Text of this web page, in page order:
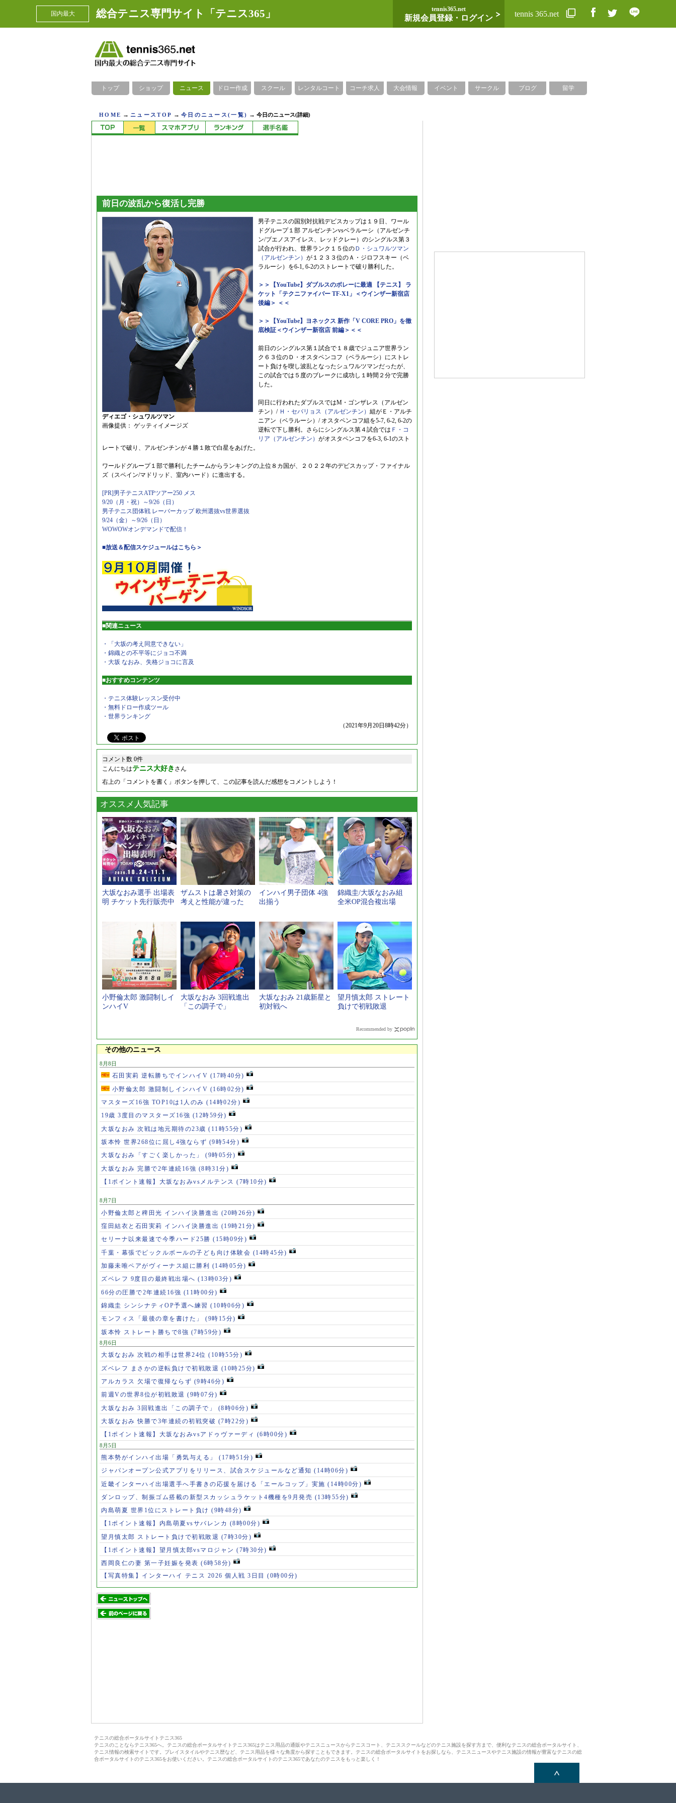
国内最大 総合テニス専門サイト「テニス365」 tennis365.net
新規会員登録・ログイン tennis 365.net
トップ ショップ ニュース ドロー作成 スクール レンタルコート コーチ求人 大会情報 イベント サークル ブログ 留学
HOME → ニュースTOP →今日のニュース(一覧) →今日のニュース(詳細)
前日の波乱から復活し完勝
ディエゴ・シュワルツマン
画像提供： ゲッティイメージズ
男子テニスの国別対抗戦デビスカップは１９日、ワール
ドグループ１部 アルゼンチンvsベラルーシ（アルゼンチ
ン/ブエノスアイレス、レッドクレー）のシングルス第３
試合が行われ、世界ランク１５位のＤ・シュワルツマン
（アルゼンチン） が１２３３位のＡ・ジロフスキー（ベ
ラルーシ）を6-1, 6-2のストレートで破り勝利した。
＞＞【YouTube】ダブルスのボレーに最適 【テニス】 ラ
ケット「テクニファイバー TF-X1」＜ウインザー新宿店
後編＞ ＜＜
＞＞【YouTube】ヨネックス 新作「V CORE PRO」を徹
底検証＜ウインザー新宿店 前編＞＜＜
前日のシングルス第１試合で１８歳でジュニア世界ラン
ク６３位のＤ・オスタペンコフ（ベラルーシ）にストレ
ート負けを喫し波乱となったシュワルツマンだったが、
この試合では５度のブレークに成功し１時間２分で完勝
した。
同日に行われたダブルスではM・ゴンザレス（アルゼン
チン）/ Ｈ・セバリョス（アルゼンチン） 組がＥ・アルチ
ニアン（ベラルーシ）/ オスタペンコフ組を5-7, 6-2, 6-2の
逆転で下し勝利。さらにシングルス第４試合では Ｆ・コ
リア（アルゼンチン） がオスタペンコフを6-3, 6-1のスト
レートで破り、アルゼンチンが４勝１敗で白星をあげた。
ワールドグループ１部で勝利したチームからランキングの上位８カ国が、２０２２年のデビスカップ・ファイナル
ズ（スペイン/マドリッド、室内ハード）に進出する。
[PR]男子テニスATPツアー250 メス
9/20（月・祝）～9/26（日）
男子テニス団体戦 レーバーカップ 欧州選抜vs世界選抜
9/24（金）～9/26（日）
WOWOWオンデマンドで配信！
■放送＆配信スケジュールはこちら＞
■関連ニュース
・「大坂の考え同意できない」
・錦織との不平等にジョコ不満
・大坂 なおみ、失格ジョコに言及
■おすすめコンテンツ
・テニス体験レッスン受付中
・無料ドロー作成ツール
・世界ランキング
（2021年9月20日8時42分）
コメント数 0件
こんにちはテニス大好き さん
右上の「コメントを書く」ボタンを押して、この記事を読んだ感想をコメントしよう！
オススメ人気記事
大坂なおみ選手 出場表
明 チケット先行販売中
ザムストは暑さ対策の
考えと性能が違った
インハイ男子団体 4強
出揃う
錦織圭/大坂なおみ組
全米OP混合複出場
小野倫太郎 激闘制しイ
ンハイV
大坂なおみ 3回戦進出
「この調子で」
大坂なおみ 21歳新星と
初対戦へ
望月慎太郎 ストレート
負けで初戦敗退
Recommended by
その他のニュース
8月8日
石田実莉 逆転勝ちでインハイV (17時40分)
小野倫太郎 激闘制しインハイV (16時02分)
マスターズ16強 TOP10は1人のみ (14時02分)
19歳 3度目のマスターズ16強 (12時59分)
大坂なおみ 次戦は地元期待の23歳 (11時55分)
坂本怜 世界268位に屈し4強ならず (9時54分)
大坂なおみ「すごく楽しかった」 (9時05分)
大坂なおみ 完勝で2年連続16強 (8時31分)
【1ポイント速報】大坂なおみvsメルテンス (7時10分)
8月7日
小野倫太郎と稗田光 インハイ決勝進出 (20時26分)
窪田結衣と石田実莉 インハイ決勝進出 (19時21分)
セリーナ以来最速で今季ハード25勝 (15時09分)
千葉・幕張でピックルボールの子ども向け体験会 (14時45分)
加藤未唯ペアがヴィーナス組に勝利 (14時05分)
ズベレフ 9度目の最終戦出場へ (13時03分)
66分の圧勝で2年連続16強 (11時00分)
錦織圭 シンシナティOP予選へ練習 (10時06分)
モンフィス「最後の章を書けた」 (9時15分)
坂本怜 ストレート勝ちで8強 (7時59分)
8月6日
大坂なおみ 次戦の相手は世界24位 (10時55分)
ズベレフ まさかの逆転負けで初戦敗退 (10時25分)
アルカラス 欠場で復帰ならず (9時46分)
前週Vの世界8位が初戦敗退 (9時07分)
大坂なおみ 3回戦進出「この調子で」 (8時06分)
大坂なおみ 快勝で3年連続の初戦突破 (7時22分)
【1ポイント速報】大坂なおみvsアドゥヴァーディ (6時00分)
8月5日
熊本勢がインハイ出場「勇気与える」 (17時51分)
ジャパンオープン公式アプリをリリース、試合スケジュールなど通知 (14時06分)
近畿インターハイ出場選手へ手書きの応援を届ける「エールコップ」実施 (14時00分)
ダンロップ、制振ゴム搭載の新型スカッシュラケット4機種を9月発売 (13時55分)
内島萌夏 世界1位にストレート負け (9時48分)
【1ポイント速報】内島萌夏vsサバレンカ (8時00分)
望月慎太郎 ストレート負けで初戦敗退 (7時30分)
【1ポイント速報】望月慎太郎vsマロジャン (7時30分)
西岡良仁の妻 第一子妊娠を発表 (6時58分)
【写真特集】インターハイ テニス 2026 個人戦 3日目 (0時00分)
テニスの総合ポータルサイトテニス365
テニスのことならテニス365へ。テニスの総合ポータルサイトテニス365はテニス用品の通販やテニスニュースからテニスコート、テニススクールなどのテニス施設を探す方まで、便利なテニスの総合ポータルサイト、
テニス情報の検索サイトです。プレイスタイルやテニス歴など、テニス用品を様々な角度から探すこともできます。テニスの総合ポータルサイトをお探しなら、テニスニュースやテニス施設の情報が豊富なテニスの総
合ポータルサイトのテニス365をお使いください。テニスの総合ポータルサイトのテニス365であなたのテニスをもっと楽しく！